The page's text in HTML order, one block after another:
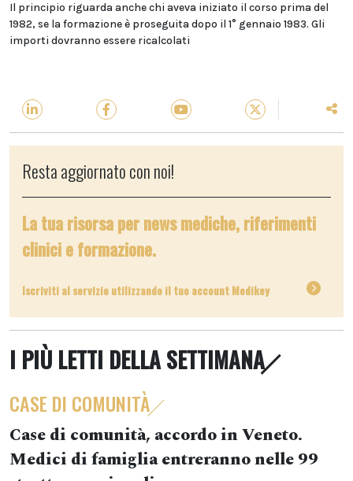
Il principio riguarda anche chi aveva iniziato il corso prima del
1982, se la formazione è proseguita dopo il 1° gennaio 1983. Gli
importi dovranno essere ricalcolati
Resta aggiornato con noi!
La tua risorsa per news mediche, riferimenti
clinici e formazione.
Iscriviti al servizio utilizzando il tuo account Medikey
I PIÙ LETTI DELLA SETTIMANA
CASE DI COMUNITÀ
Case di comunità, accordo in Veneto.
Medici di famiglia entreranno nelle 99